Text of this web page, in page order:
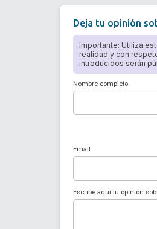
Deja tu opinión
Importante: Utiliza
realidad y con
introducidos serán
Nombre completo
Email
Escribe aquí tu opinión